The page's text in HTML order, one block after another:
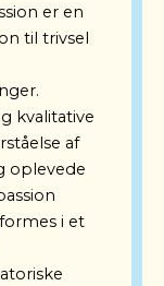
er en
til trivsel
kvalitative
af
oplevede
i et